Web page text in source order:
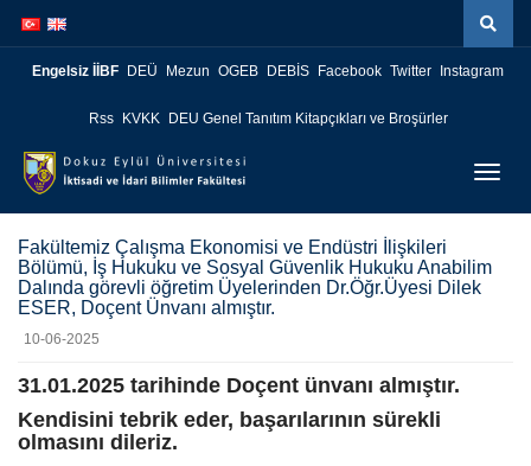
atla
atla
Engelsiz İİBF DEÜ Mezun OGEB DEBİS Facebook Twitter Instagram
Rss KVKK DEU Genel Tanıtım Kitapçıkları ve Broşürler
Fakültemiz Çalışma Ekonomisi ve Endüstri İlişkileri
Bölümü, İş Hukuku ve Sosyal Güvenlik Hukuku Anabilim
Dalında görevli öğretim Üyelerinden Dr.Öğr.Üyesi Dilek
ESER, Doçent Ünvanı almıştır.
10-06-2025
31.01.2025 tarihinde Doçent ünvanı almıştır.
Kendisini tebrik eder, başarılarının sürekli
olmasını dileriz.